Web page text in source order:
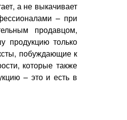
а не выкачивает
– при
продавцом,
продукцию только
побуждающие к
которые также
– это и есть в